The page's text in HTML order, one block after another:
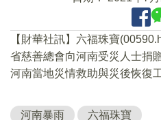
【財華社訊】六福珠寶
省慈善總會向河南受災人士捐
河南當地災情救助與災後恢復工
河南暴雨 六福珠寶